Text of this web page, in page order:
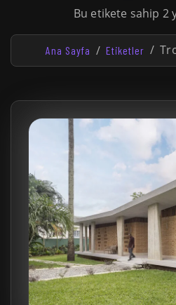
Bu etikete sahip 2
Ana Sayfa Etiketler